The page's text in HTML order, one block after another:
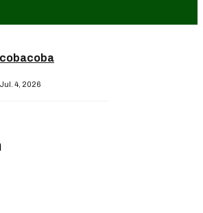
cobacoba
Jul. 4, 2026